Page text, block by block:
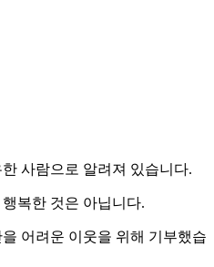
사람으로 알려져 있습니다.
복한 것은 아닙니다.
어려운 이웃을 위해 기부했습